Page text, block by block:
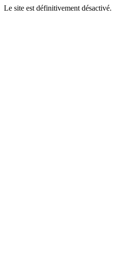
Le site est définitivement désactivé.